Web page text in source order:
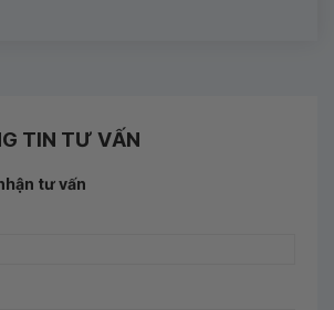
TIN TƯ VẤN
tư vấn